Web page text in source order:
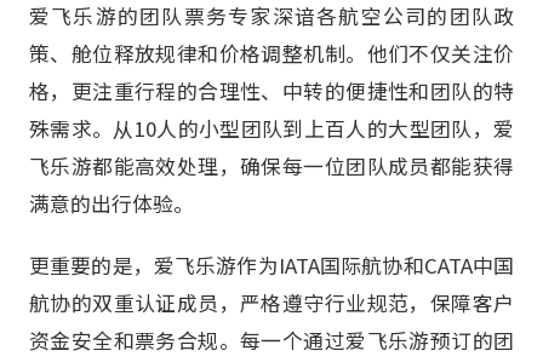
爱飞乐游的团队票务专家深谙各航空公司的团队政
策、舱位释放规律和价格调整机制。他们不仅关注价
格，更注重行程的合理性、中转的便捷性和团队的特
殊需求。从10人的小型团队到上百人的大型团队，爱
飞乐游都能高效处理，确保每一位团队成员都能获得
满意的出行体验。
更重要的是，爱飞乐游作为IATA国际航协和CATA中国
航协的双重认证成员，严格遵守行业规范，保障客户
资金安全和票务合规。每一个通过爱飞乐游预订的团